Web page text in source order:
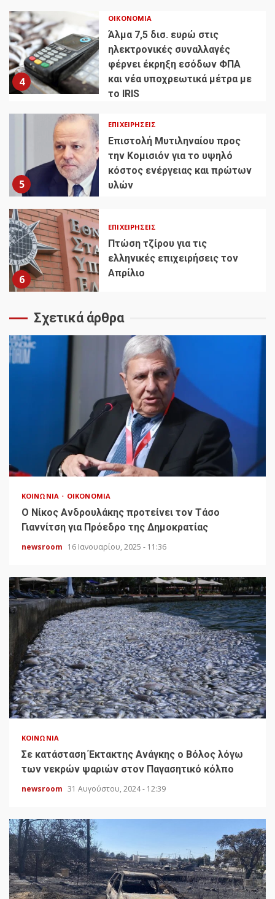
4
ΟΙΚΟΝΟΜΊΑ
Άλμα 7,5 δισ. ευρώ στις
ηλεκτρονικές συναλλαγές
φέρνει έκρηξη εσόδων ΦΠΑ
και νέα υποχρεωτικά μέτρα με
το IRIS
5
ΕΠΙΧΕΙΡΉΣΕΙΣ
Επιστολή Μυτιληναίου προς
την Κομισιόν για το υψηλό
κόστος ενέργειας και πρώτων
υλών
6
ΕΠΙΧΕΙΡΉΣΕΙΣ
Πτώση τζίρου για τις
ελληνικές επιχειρήσεις τον
Απρίλιο
Σχετικά άρθρα
ΚΟΙΝΩΝΊΑ ΟΙΚΟΝΟΜΊΑ
Ο Νίκος Ανδρουλάκης προτείνει τον Τάσο
Γιαννίτση για Πρόεδρο της Δημοκρατίας
newsroom 16 Ιανουαρίου, 2025 - 11:36
ΚΟΙΝΩΝΊΑ
Σε κατάσταση Έκτακτης Ανάγκης ο Βόλος λόγω
των νεκρών ψαριών στον Παγασητικό κόλπο
newsroom 31 Αυγούστου, 2024 - 12:39